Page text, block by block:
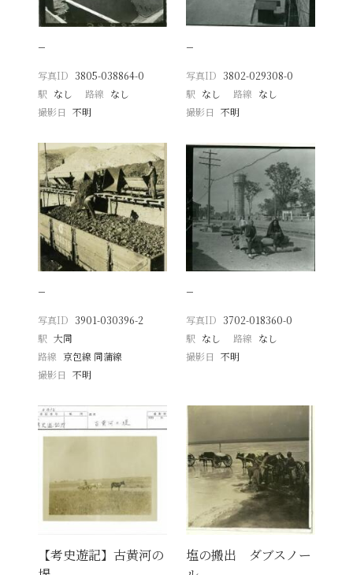
−
写真ID 3805-038864-0
駅 なし 路線 なし
撮影日
不明
−
写真ID 3802-029308-0
駅 なし 路線 なし
撮影日 不明
−
写真ID 3901-030396-2
駅 大同
路線 京包線 同蒲線
撮影日
不明
−
写真ID 3702-018360-0
駅 なし 路線 なし
撮影日 不明
【考史遊記】古黄河の
塩の搬出 ダブスノー